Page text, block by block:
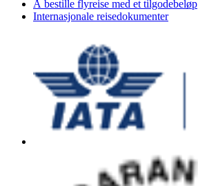
Å bestille flyreise med et tilgodebeløp
Internasjonale reisedokumenter